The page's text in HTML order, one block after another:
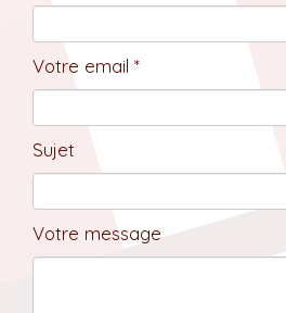
Votre email *
Sujet
Votre message